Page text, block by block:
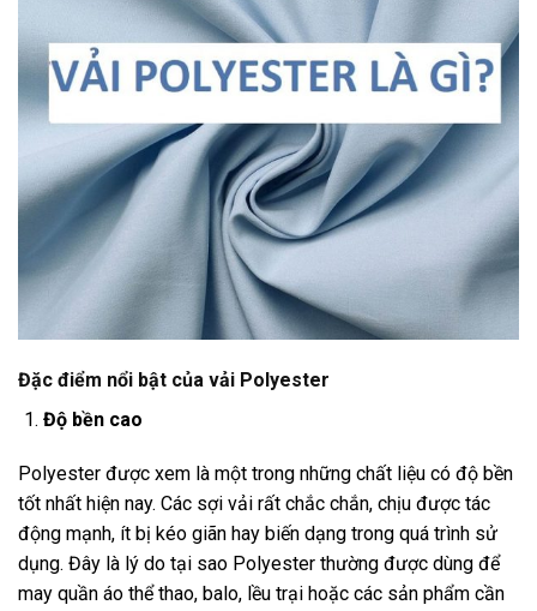
Đặc điểm nổi bật của vải Polyester
Độ bền cao
Polyester được xem là một trong những chất liệu có độ bền
tốt nhất hiện nay. Các sợi vải rất chắc chắn, chịu được tác
động mạnh, ít bị kéo giãn hay biến dạng trong quá trình sử
dụng. Đây là lý do tại sao Polyester thường được dùng để
may quần áo thể thao, balo, lều trại hoặc các sản phẩm cần